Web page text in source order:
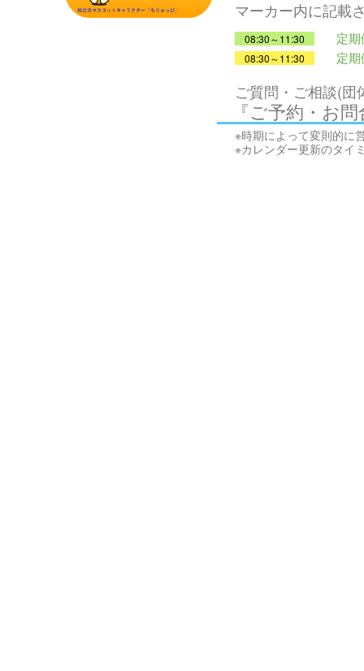
マーカー内に記載
08:30～11:30 定
08:30～11:30 定
ご質問・ご相談(
『ご予約・お
※時期によって変則的に
※カレンダー更新のタイ